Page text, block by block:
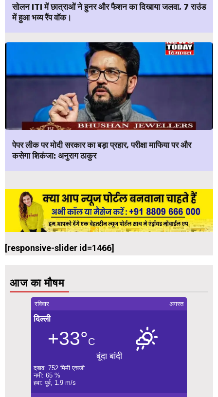
सोलन ITI में छात्राओं ने हुनर और फैशन का दिखाया जलवा, 7 राउंड
में हुआ भव्य रैंप वॉक।
पेपर लीक पर मोदी सरकार का बड़ा प्रहार, परीक्षा माफिया पर और
कसेगा शिकंजा: अनुराग ठाकुर
[responsive-slider id=1466]
आज का मौषम
रविवार अगस्त
दिल्ली
+33°C
बूंदा बांदी
दबाव: 752 मिमी एचजी
नमी: 65 %
हवा: पूर्व, 1.9 m/s